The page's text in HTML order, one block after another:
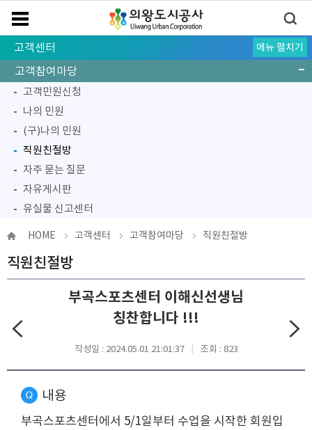
고객센터
고객참여마당
고객민원신청
나의 민원
(구)나의 민원
직원친절방
자주 묻는 질문
자유게시판
유실물 신고센터
고객만족공모
주민참여예산
고객피해구제절차
알림마당
고객 중심 경영
메뉴 펼치기
HOME 고객센터 고객참여마당 직원친절방
직원친절방
부곡스포츠센터 이해신선생님
칭찬합니다 !!!
작성일 : 2024.05.01 21:01:37 조회 : 823
내용
부곡스포츠센터에서 5/1일부터 수업을 시작한 회원입